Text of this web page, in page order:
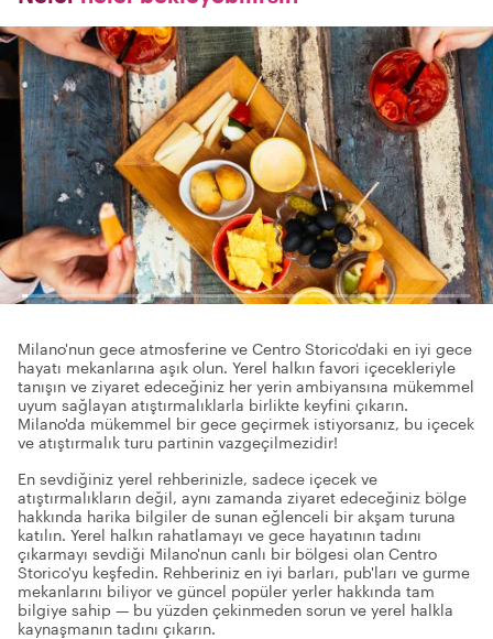
Milano'nun gece atmosferine ve Centro Storico'daki en iyi gece
hayatı mekanlarına aşık olun. Yerel halkın favori içecekleriyle
tanışın ve ziyaret edeceğiniz her yerin ambiyansına mükemmel
uyum sağlayan atıştırmalıklarla birlikte keyfini çıkarın.
Milano'da mükemmel bir gece geçirmek istiyorsanız, bu içecek
ve atıştırmalık turu partinin vazgeçilmezidir!
En sevdiğiniz yerel rehberinizle, sadece içecek ve
atıştırmalıkların değil, aynı zamanda ziyaret edeceğiniz bölge
hakkında harika bilgiler de sunan eğlenceli bir akşam turuna
katılın. Yerel halkın rahatlamayı ve gece hayatının tadını
çıkarmayı sevdiği Milano'nun canlı bir bölgesi olan Centro
Storico'yu keşfedin. Rehberiniz en iyi barları, pub'ları ve gurme
mekanlarını biliyor ve güncel popüler yerler hakkında tam
bilgiye sahip — bu yüzden çekinmeden sorun ve yerel halkla
kaynaşmanın tadını çıkarın.